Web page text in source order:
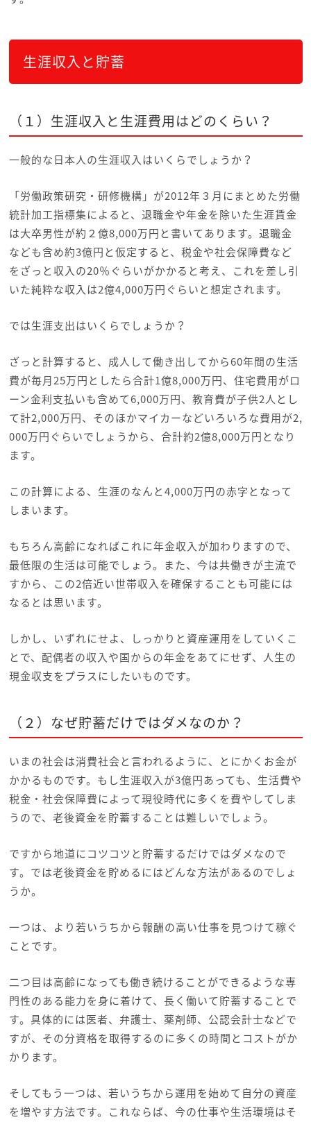
生涯収入と貯蓄
（１）生涯収入と生涯費用はどのくらい？
一般的な日本人の生涯収入はいくらでしょうか？
「労働政策研究・研修機構」が2012年３月にまとめた労働
統計加工指標集によると、退職金や年金を除いた生涯賃金
は大卒男性が約２億8,000万円と書いてあります。退職金
なども含め約3億円と仮定すると、税金や社会保障費など
をざっと収入の20％ぐらいがかかると考え、これを差し引
いた純粋な収入は2億4,000万円ぐらいと想定されます。
では生涯支出はいくらでしょうか？
ざっと計算すると、成人して働き出してから60年間の生活
費が毎月25万円としたら合計1億8,000万円、住宅費用がロ
ーン金利支払いも含めて6,000万円、教育費が子供2人とし
て計2,000万円、そのほかマイカーなどいろいろな費用が2,
000万円ぐらいでしょうから、合計約2億8,000万円となり
ます。
この計算による、生涯のなんと4,000万円の赤字となって
しまいます。
もちろん高齢になればこれに年金収入が加わりますので、
最低限の生活は可能でしょう。また、今は共働きが主流で
すから、この2倍近い世帯収入を確保することも可能には
なるとは思います。
しかし、いずれにせよ、しっかりと資産運用をしていくこ
とで、配偶者の収入や国からの年金をあてにせず、人生の
現金収支をプラスにしたいものです。
（２）なぜ貯蓄だけではダメなのか？
いまの社会は消費社会と言われるように、とにかくお金が
かかるものです。もし生涯収入が3億円あっても、生活費や
税金・社会保障費によって現役時代に多くを費やしてしま
うので、老後資金を貯蓄することは難しいでしょう。
ですから地道にコツコツと貯蓄するだけではダメなので
す。では老後資金を貯めるにはどんな方法があるのでしょ
うか。
一つは、より若いうちから報酬の高い仕事を見つけて稼ぐ
ことです。
二つ目は高齢になっても働き続けることができるような専
門性のある能力を身に着けて、長く働いて貯蓄することで
す。具体的には医者、弁護士、薬剤師、公認会計士などで
すが、その分資格を取得するのに多くの時間とコストがか
かります。
そしてもう一つは、若いうちから運用を始めて自分の資産
を増やす方法です。 これならば、今の仕事や生活環境はそ